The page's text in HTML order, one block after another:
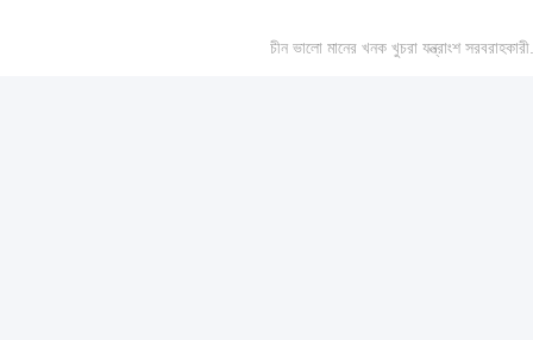
চীন ভালো মানের খনক খুচরা যন্ত্রাংশ